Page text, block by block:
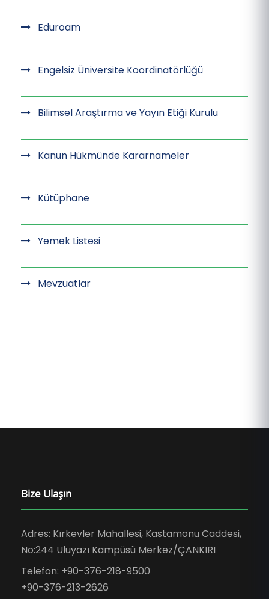
Eduroam
Engelsiz Üniversite Koordinatörlüğü
Bilimsel Araştırma ve Yayın Etiği Kurulu
Kanun Hükmünde Kararnameler
Kütüphane
Yemek Listesi
Mevzuatlar
Bize Ulaşın
Adres: Kırkevler Mahallesi, Kastamonu Caddesi,
No:244 Uluyazı Kampüsü Merkez/ÇANKIRI
Telefon: +90-376-218-9500
+90-376-213-2626